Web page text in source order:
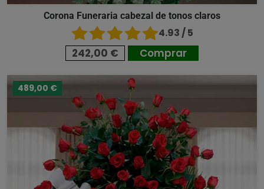
Corona Funeraria cabezal de tonos claros
4.93 / 5
242,00 € Comprar
489,00 €